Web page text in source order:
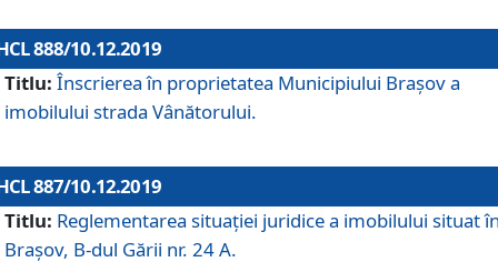
888/10.12.2019
Titlu: Înscrierea în proprietatea Municipiului Braşov a
imobilului strada Vânătorului.
887/10.12.2019
Titlu: Reglementarea situației juridice a imobilului situat
Brașov, B-dul Gării nr. 24 A.